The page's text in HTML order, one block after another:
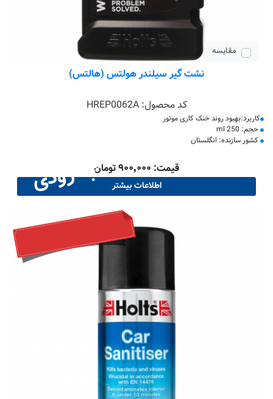
مقایسه
نشت گیر سیلندر هولتس (هالتس)
کد محصول:HREP0062A
کاربرد:بهبود روند خنک کاری موتور
حجم: 250 ml
کشور سازنده: انگلستان
قیمت: ۹۰۰٬۰۰۰ تومان
اطلاعات بیشتر به زودی